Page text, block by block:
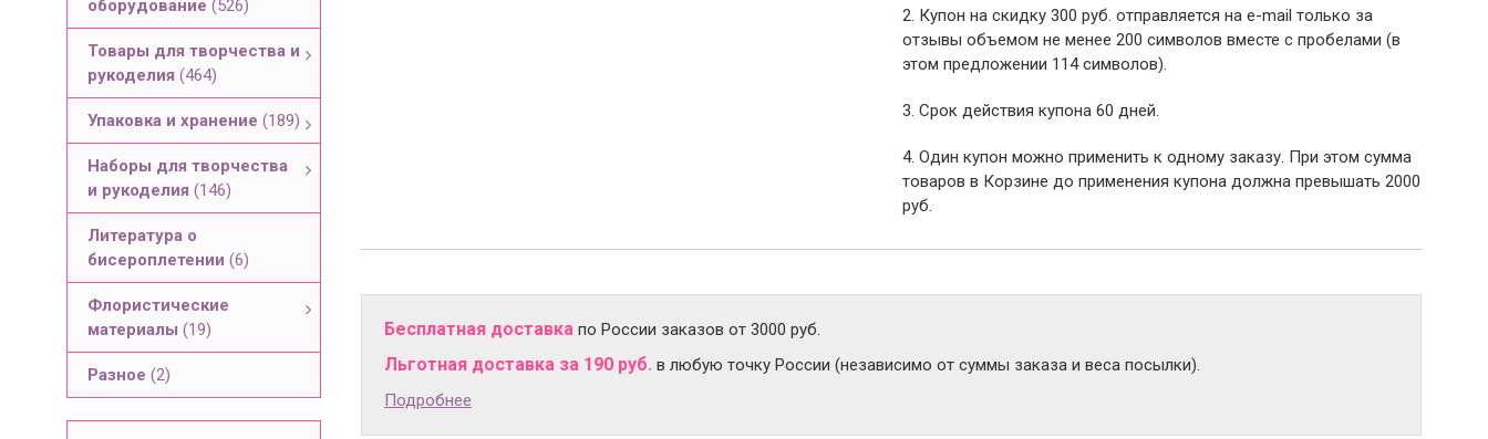
оборудование (526)
Товары для творчества и
рукоделия (464)
Упаковка и хранение (189)
Наборы для творчества
и рукоделия (146)
Литература о
бисероплетении (6)
Флористические
материалы (19)
Разное (2)
2. Купон на скидку 300 руб. отправляется на e-mail только за
отзывы объемом не менее 200 символов вместе с пробелами (в
этом предложении 114 символов).
3. Срок действия купона 60 дней.
4. Один купон можно применить к одному заказу. При этом сумма
товаров в Корзине до применения купона должна превышать 2000
руб.
Бесплатная доставка по России заказов от 3000 руб.
Льготная доставка за 190 руб. в любую точку России (независимо от суммы заказа и веса посылки).
Подробнее